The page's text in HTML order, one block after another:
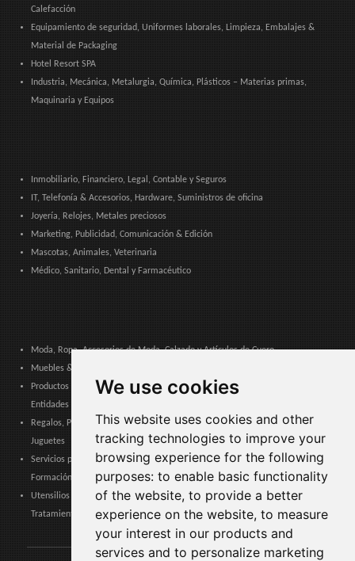
We use cookies
This website uses cookies and other
tracking technologies to improve your
browsing experience for the following
purposes: to enable basic functionality
of the website, to provide a better
experience on the website, to measure
your interest in our products and
services and to personalize marketing
Calefacción
Equipamiento de seguridad, Uniformes laborales, Limpieza, Embalajes &
Material de Packaging
Hotel Resort SPA
Industria, Mecánica, Metalurgia, Química, Plásticos – Materias primas,
Maquinaria y Equipos
Inmobiliario, Financiero, Legal, Contable y Seguros
IT, Telefonía & Accesorios, Hardware, Suministros de oficina
Joyería, Relojes, Metales preciosos
Marketing, Publicidad, Comunicación & Edición
Mascotas, Animales, Veterinaria
Médico, Sanitario, Dental y Farmacéutico
Moda, Ropa, Accesorios de Moda, Calzado y Artículos de Cuero
Muebles & Decoración, Arte y Artesanía, Textiles, Iluminación
Productos & Servicios para Comunidades, Administración Pública y
Entidades Locales
Regalos, Papelería, Productos de Tabaco, Cigarrillos electrónicos, Souvenirs y
Juguetes
Servicios para empresas, Logística, Seguridad laboral, Certificaciones,
Formación
Utensilios del hogar, Electrónica de consumo, Electrodomésticos,
Tratamiento de Agua